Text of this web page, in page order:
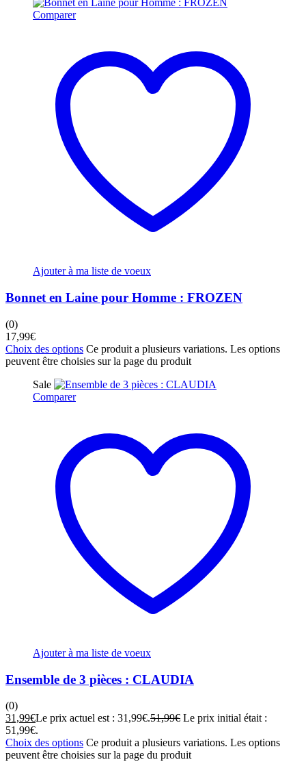
Comparer
Ajouter à ma liste de voeux
Bonnet en Laine pour Homme : FROZEN
(0)
17,99€
Choix des options Ce produit a plusieurs variations. Les options
peuvent être choisies sur la page du produit
Sale
Comparer
Ajouter à ma liste de voeux
Ensemble de 3 pièces : CLAUDIA
(0)
31,99€Le prix actuel est : 31,99€.51,99€ Le prix initial était :
51,99€.
Choix des options Ce produit a plusieurs variations. Les options
peuvent être choisies sur la page du produit